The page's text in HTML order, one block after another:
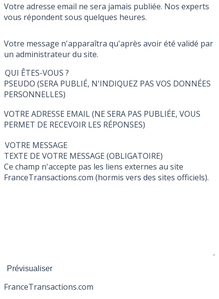
Votre adresse email ne sera jamais publiée. Nos experts
vous répondent sous quelques heures.
Votre message n'apparaîtra qu'après avoir été validé par
un administrateur du site.
QUI ÊTES-VOUS ?
PSEUDO (SERA PUBLIÉ, N'INDIQUEZ PAS VOS DONNÉES
PERSONNELLES)
VOTRE ADRESSE EMAIL (NE SERA PAS PUBLIÉE, VOUS
PERMET DE RECEVOIR LES RÉPONSES)
VOTRE MESSAGE
TEXTE DE VOTRE MESSAGE (OBLIGATOIRE)
Ce champ n'accepte pas les liens externes au site
FranceTransactions.com (hormis vers des sites officiels).
FranceTransactions.com